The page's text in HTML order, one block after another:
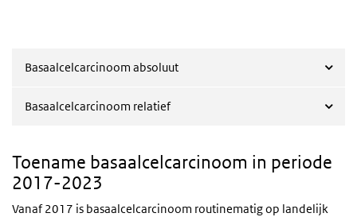
Basaalcelcarcinoom absoluut
Basaalcelcarcinoom relatief
Toename basaalcelcarcinoom in periode
2017-2023
Vanaf 2017 is basaalcelcarcinoom routinematig op landelijk